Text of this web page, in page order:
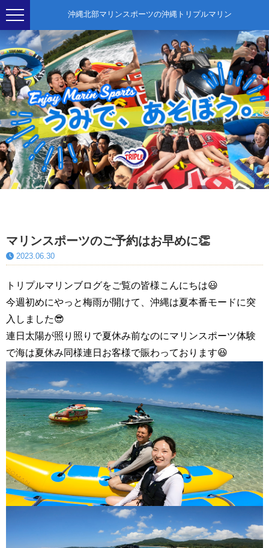
沖縄北部マリンスポーツの沖縄トリプルマリン
マリンスポーツのご予約はお早めに👏
2023.06.30
トリプルマリンブログをご覧の皆様こんにちは😃
今週初めにやっと梅雨が開けて、沖縄は夏本番モードに突
入しました😎
連日太陽が照り照りで夏休み前なのにマリンスポーツ体験
で海は夏休み同様連日お客様で賑わっております😆